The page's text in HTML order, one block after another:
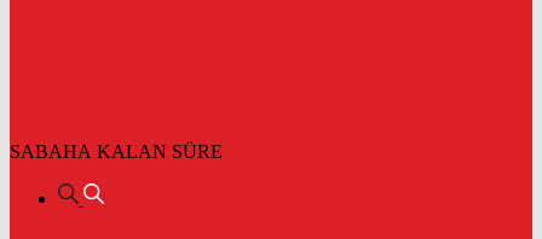
SABAHA KALAN SÜRE